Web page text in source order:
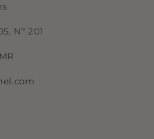
Nº 201